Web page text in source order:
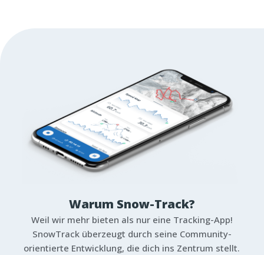
Warum Snow-Track?
Weil wir mehr bieten als nur eine Tracking-App!
SnowTrack überzeugt durch seine Community-
orientierte Entwicklung, die dich ins Zentrum stellt.